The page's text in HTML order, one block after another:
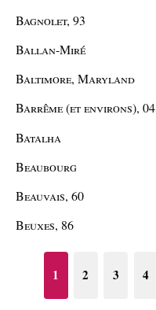
Bagnolet, 93
Ballan-Miré
Baltimore, Maryland
Barrême (et environs), 04
Batalha
Beaubourg
Beauvais, 60
Beuxes, 86
1 2 3 4